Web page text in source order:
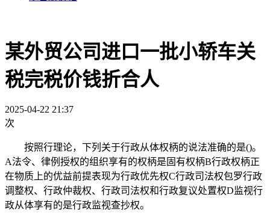
某外贸公司进口一批小轿车关
税完税价钱折合人
2025-04-22 21:37
次
按照行理论，下列关于行政从体权柄的说法准确的是()。
A法令、律例授权的组织享有的权柄是固有权柄B行政权柄正
在物质上的优益前提表现为行政优先权C行政司法权包罗行政
调整权、行政仲裁权、行政司法权和行政复议处置权D监视行
政从体享有的是行政监视查抄权。